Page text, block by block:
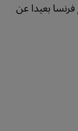
بعيدا عن